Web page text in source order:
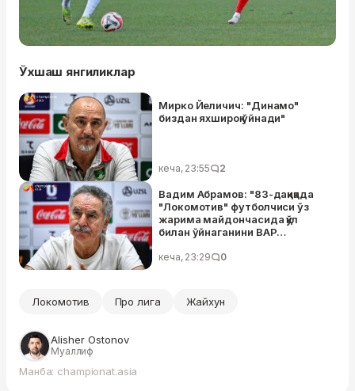
Ўхшаш янгиликлар
Мирко Йеличич: "Динамо"
биздан яхшироқ ўйнади"
кеча, 23:55 2
Вадим Абрамов: "83-дақиқада
"Локомотив" футболчиси ўз
жарима майдончасида қўл
билан ўйнаганини ВАР
кеча, 23:29 0
Локомотив Про лига Жайхун
Alisher Ostonov
Муаллиф
Манба: championat.asia